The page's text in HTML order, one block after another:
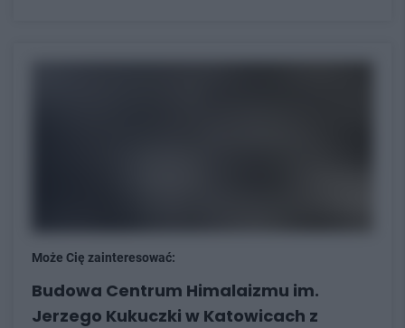
Może Cię zainteresować:
Budowa Centrum Himalaizmu im.
Jerzego Kukuczki w Katowicach z